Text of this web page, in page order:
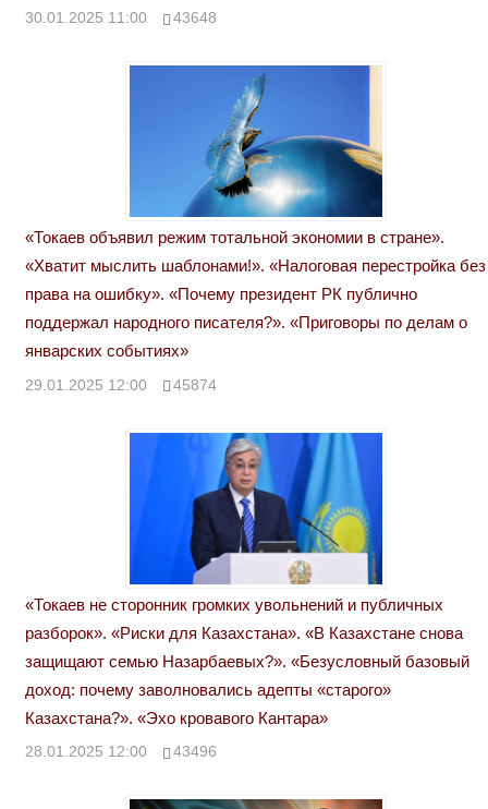
30.01.2025 11:00 43648
«Токаев объявил режим тотальной экономии в стране».
«Хватит мыслить шаблонами!». «Налоговая перестройка без
права на ошибку». «Почему президент РК публично
поддержал народного писателя?». «Приговоры по делам о
январских событиях»
29.01.2025 12:00 45874
«Токаев не сторонник громких увольнений и публичных
разборок». «Риски для Казахстана». «В Казахстане снова
защищают семью Назарбаевых?». «Безусловный базовый
доход: почему заволновались адепты «старого»
Казахстана?». «Эхо кровавого Кантара»
28.01.2025 12:00 43496